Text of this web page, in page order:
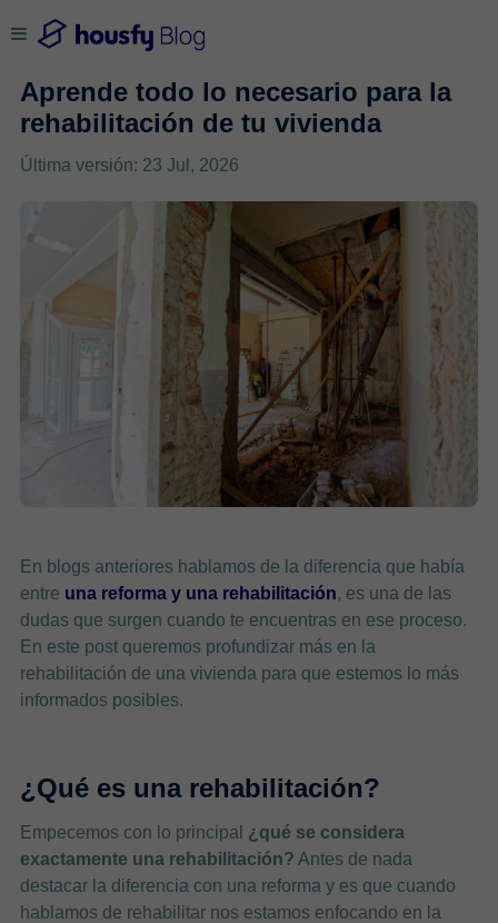
Aprende todo lo necesario para la
rehabilitación de tu vivienda
Última versión: 23 Jul, 2026
En blogs anteriores hablamos de la diferencia que había
entre una reforma y una rehabilitación, es una de las
dudas que surgen cuando te encuentras en ese proceso.
En este post queremos profundizar más en la
rehabilitación de una vivienda para que estemos lo más
informados posibles.
¿Qué es una rehabilitación?
Empecemos con lo principal ¿qué se considera
exactamente una rehabilitación? Antes de nada
destacar la diferencia con una reforma y es que cuando
hablamos de rehabilitar nos estamos enfocando en la